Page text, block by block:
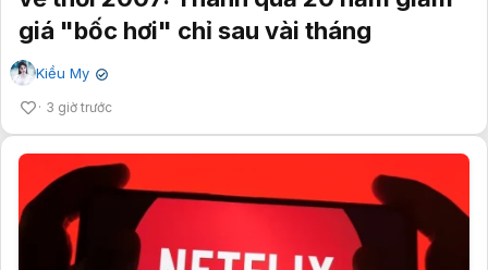
giá "bốc hơi" chỉ sau vài tháng
Kiều My ✔
3 giờ trước